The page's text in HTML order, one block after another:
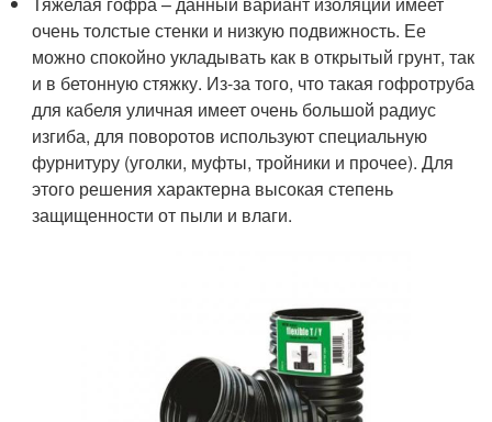
очень толстые стенки и низкую подвижность. Ее
можно спокойно укладывать как в открытый грунт, так
и в бетонную стяжку. Из-за того, что такая гофротруба
для кабеля уличная имеет очень большой радиус
изгиба, для поворотов используют специальную
фурнитуру (уголки, муфты, тройники и прочее). Для
этого решения характерна высокая степень
защищенности от пыли и влаги.